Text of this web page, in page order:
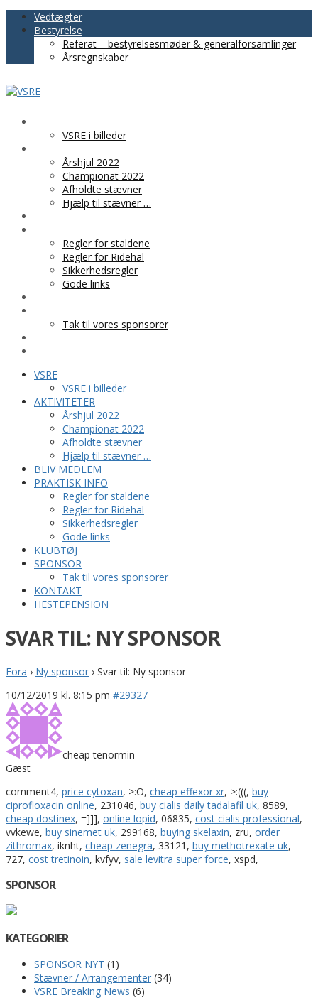
Vedtægter
Bestyrelse
Referat – bestyrelsesmøder & generalforsamlinger
Årsregnskaber
VSRE i billeder
Årshjul 2022
Championat 2022
Afholdte stævner
Hjælp til stævner …
Regler for staldene
Regler for Ridehal
Sikkerhedsregler
Gode links
Tak til vores sponsorer
VSRE
VSRE i billeder
AKTIVITETER
Årshjul 2022
Championat 2022
Afholdte stævner
Hjælp til stævner …
BLIV MEDLEM
PRAKTISK INFO
Regler for staldene
Regler for Ridehal
Sikkerhedsregler
Gode links
KLUBTØJ
SPONSOR
Tak til vores sponsorer
KONTAKT
HESTEPENSION
SVAR TIL: NY SPONSOR
Fora › Ny sponsor › Svar til: Ny sponsor
10/12/2019 kl. 8:15 pm #29327
cheap tenormin
Gæst
comment4, price cytoxan, >:O, cheap effexor xr, >:(((, buy
ciprofloxacin online, 231046, buy cialis daily tadalafil uk, 8589,
cheap dostinex, =]]], online lopid, 06835, cost cialis professional,
vvkewe, buy sinemet uk, 299168, buying skelaxin, zru, order
zithromax, iknht, cheap zenegra, 33121, buy methotrexate uk,
727, cost tretinoin, kvfyv, sale levitra super force, xspd,
SPONSOR
KATEGORIER
SPONSOR NYT (1)
Stævner / Arrangementer (34)
VSRE Breaking News (6)